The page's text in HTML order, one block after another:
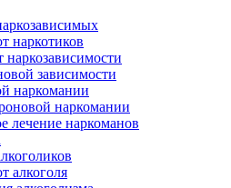
наркотиков
наркозависимости
зависимости
наркомании
наркомании
лечение наркоманов
алкоголя